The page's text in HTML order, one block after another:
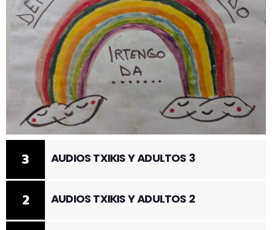
2 AUDIOS TXIKIS Y ADULTOS 2
3 AUDIOS TXIKIS Y ADULTOS 3